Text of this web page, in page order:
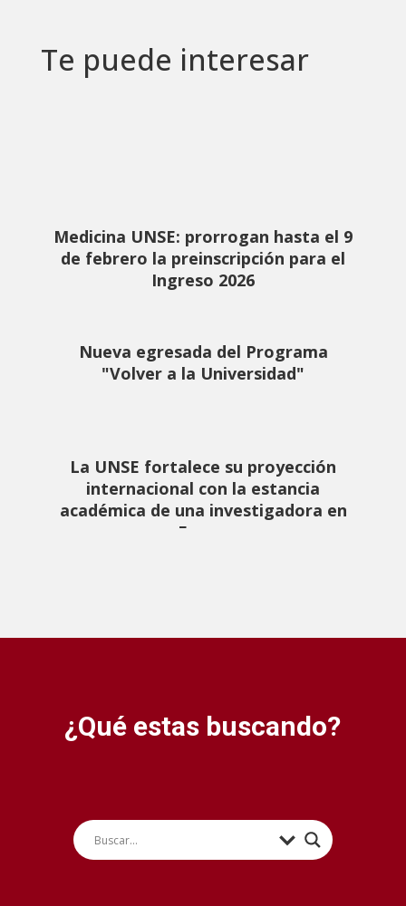
Te puede interesar
Medicina UNSE: prorrogan hasta el 9
de febrero la preinscripción para el
Ingreso 2026
Nueva egresada del Programa
"Volver a la Universidad"
La UNSE fortalece su proyección
internacional con la estancia
académica de una investigadora en
Espa...
¿Qué estas buscando?